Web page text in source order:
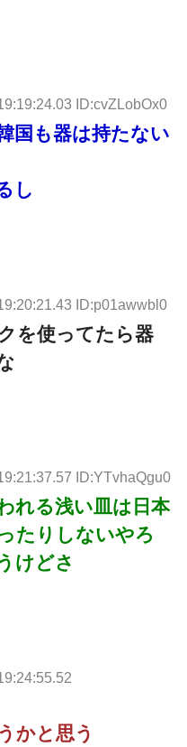
ID:cvZLobOx0
国も器は持たない
し
ID:p01awwbl0
を使ってたら器
ID:YTvhaQgu0
れる浅い皿は日本
たりしないやろ
けどさ
かと思う